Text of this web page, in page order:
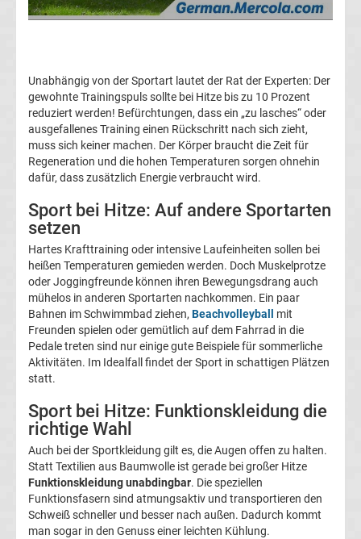
Conference
Tabelle
Formel
1
Rennkalender
Transfergerüchte
WWE
News
Boxen
News
DAZN
Programm
&
Unabhängig von der Sportart lautet der Rat der Experten: Der
gewohnte Trainingspuls sollte bei Hitze bis zu 10 Prozent
reduziert werden! Befürchtungen, dass ein „zu lasches“ oder
ausgefallenes Training einen Rückschritt nach sich zieht,
muss sich keiner machen. Der Körper braucht die Zeit für
Regeneration und die hohen Temperaturen sorgen ohnehin
dafür, dass zusätzlich Energie verbraucht wird.
Sport bei Hitze: Auf andere Sportarten
setzen
Hartes Krafttraining oder intensive Laufeinheiten sollen bei
heißen Temperaturen gemieden werden. Doch Muskelprotze
oder Joggingfreunde können ihren Bewegungsdrang auch
mühelos in anderen Sportarten nachkommen. Ein paar
Bahnen im Schwimmbad ziehen, Beachvolleyball
mit
Freunden spielen oder gemütlich auf dem Fahrrad in die
Pedale treten sind nur einige gute Beispiele für sommerliche
Aktivitäten. Im Idealfall findet der Sport in schattigen Plätzen
statt.
Sport bei Hitze: Funktionskleidung die
richtige Wahl
Auch bei der Sportkleidung gilt es, die Augen offen zu halten.
Statt Textilien aus Baumwolle ist gerade bei großer Hitze
Funktionskleidung unabdingbar. Die speziellen
Funktionsfasern sind atmungsaktiv und transportieren den
Schweiß schneller und besser nach außen. Dadurch kommt
man sogar in den Genuss einer leichten Kühlung.